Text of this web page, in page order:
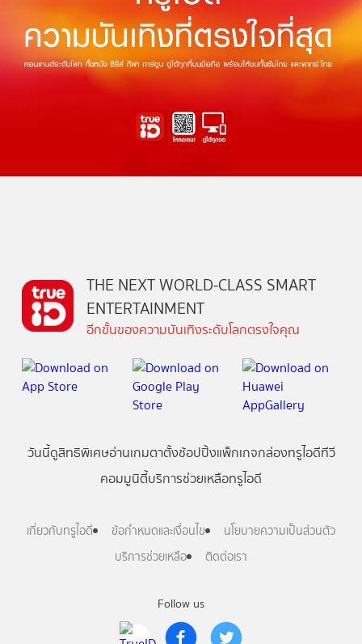
Follow us
THE NEXT WORLD-CLASS SMART
ENTERTAINMENT
อีกขั้นของความบันเทิงระดับโลกตรงใจคุณ
วันนี้ดูสิทธิพิเศษอ่านเกมตาตั้งช้อปปิ้งแพ็กเกจกล่องทรูไอดีทีวี
คอมมูนิตี้บริการช่วยเหลือทรูไอดี
เกี่ยวกับทรูไอดี ข้อกำหนดและเงื่อนไข
นโยบายความเป็นส่วนตัว
บริการช่วยเหลือ
ติดต่อเรา